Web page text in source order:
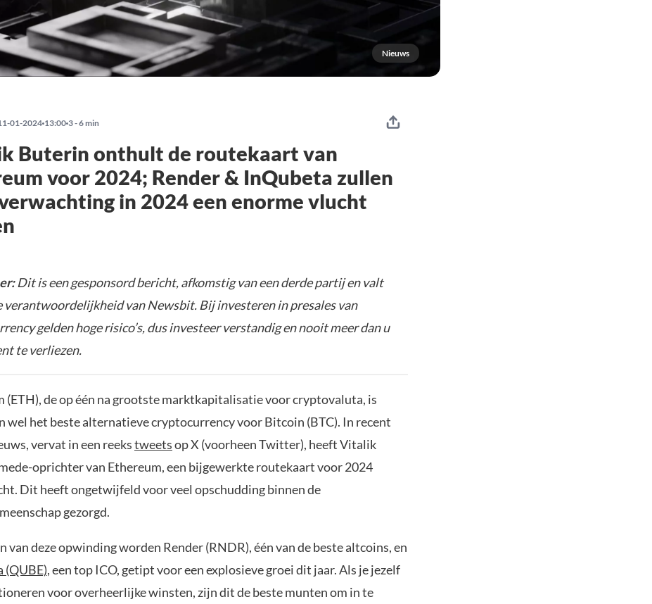
Nieuws
01-2024 13:00 3 - 6 min
Buterin onthult de routekaart van
voor 2024; Render & InQubeta zullen
in 2024 een enorme vlucht
Dit is een gesponsord bericht, afkomstig van een derde partij en valt
verantwoordelijkheid van Newsbit. Bij investeren in presales van
gelden hoge risico’s, dus investeer verstandig en nooit meer dan u
te verliezen.
(ETH), de op één na grootste marktkapitalisatie voor cryptovaluta, is
wel het beste alternatieve cryptocurrency voor Bitcoin (BTC). In recent
vervat in een reekstweetsop X (voorheen Twitter), heeft Vitalik
oprichter van Ethereum, een bijgewerkte routekaart voor 2024
Dit heeft ongetwijfeld voor veel opschudding binnen de
gezorgd.
van deze opwinding worden Render (RNDR), één van de beste altcoins, en
(QUBE), een top ICO, getipt voor een explosieve groei dit jaar. Als je jezelf
voor overheerlijke winsten, zijn dit de beste munten om in te